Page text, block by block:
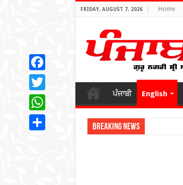
FRIDAY, AUGUST 7, 2026 Home
ਪੰਜਾਬੀ English
Breaking News
Facebook
Twitter
WhatsApp